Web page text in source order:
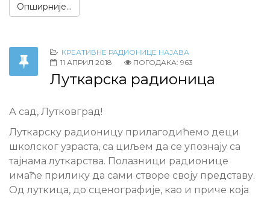
Опширније...
КРЕАТИВНЕ РАДИОНИЦЕ НАЈАВА
11 АПРИЛ 2018
ПОГОДАКА: 963
Луткарска радионица
А сад, Лутковград!
Луткарску радионицу прилагодићемо деци
школског узраста, са циљем да се упознају са
тајнама луткарства. Полазници радионице
имаће прилику да сами створе своју представу.
Од луткица, до сценографије, као и приче која